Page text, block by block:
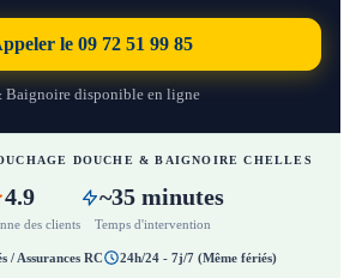
le 09 72 51 99 85
Baignoire disponible en ligne
DOUCHE & BAIGNOIRE CHELLES
4.9
des clients
~35 minutes
Temps d'intervention
/ Assurances RC 24h/24 - 7j/7 (Même fériés)